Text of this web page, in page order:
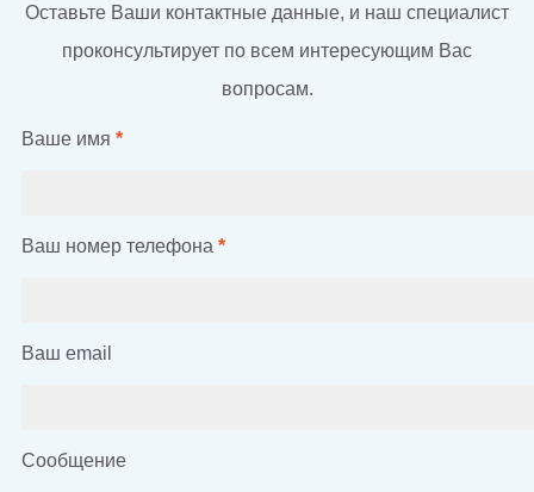
Оставьте Ваши контактные данные, и наш специалист
проконсультирует по всем интересующим Вас
вопросам.
Ваше имя *
Ваш номер телефона *
Ваш email
Сообщение